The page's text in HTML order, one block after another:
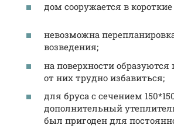
дом сооружается в короткие
невозможна
возведения;
на поверхности образуются
от них трудно избавиться;
для бруса с сечением
дополнительный
был пригоден для